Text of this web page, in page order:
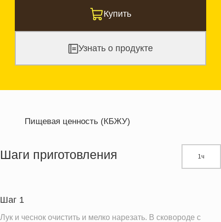
Купить
Узнать о продукте
Пищевая ценность (КБЖУ)
Жиры
Информация для одной порции
Шаги приготовления 1ч
Шаг 1
Лук и чеснок очистить и мелко нарезать. В сковороде с